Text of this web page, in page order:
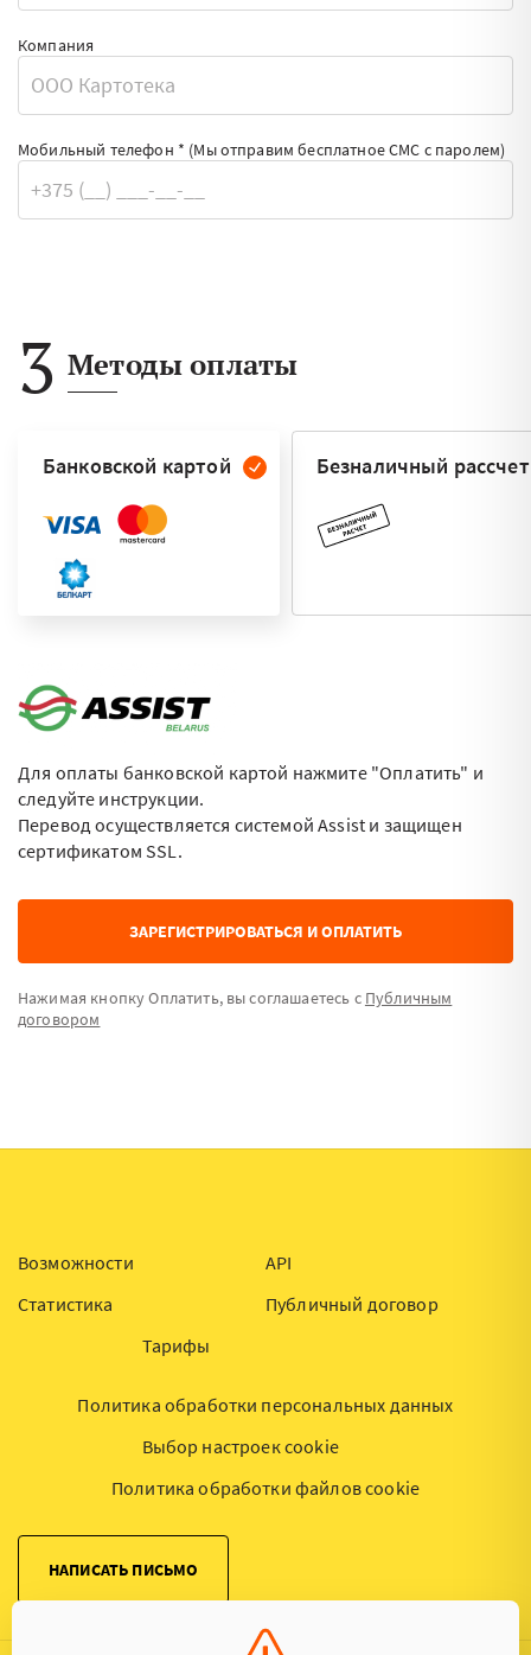
Компания
Мобильный телефон * (Мы отправим бесплатное СМС с паролем)
3 Методы оплаты
Банковской картой Безналичный рассчет
Для оплаты банковской картой нажмите "Оплатить" и
следуйте инструкции.
Перевод осуществляется системой Assist и защищен
сертификатом SSL.
ЗАРЕГИСТРИРОВАТЬСЯ И ОПЛАТИТЬ
Нажимая кнопку Оплатить, вы соглашаетесь с Публичным
договором
Возможности
Статистика
Тарифы
API
Публичный договор
Политика обработки персональных данных
Выбор настроек cookie
Политика обработки файлов cookie
НАПИСАТЬ ПИСЬМО